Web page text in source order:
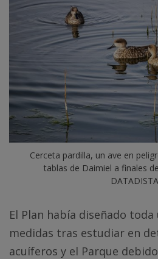
Cerceta pardilla, un ave en
tablas de Daimiel a finales
DATADISTA
El Plan había diseñado toda
medidas tras estudiar en
acuíferos y el Parque